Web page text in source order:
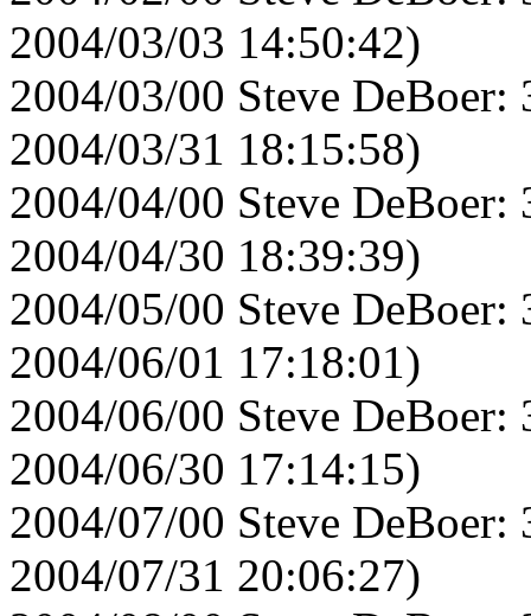
2004/03/03 14:50:42)
2004/03/00 Steve
2004/03/31 18:15:58)
2004/04/00 Steve
2004/04/30 18:39:39)
2004/05/00 Steve
2004/06/01 17:18:01)
2004/06/00 Steve
2004/06/30 17:14:15)
2004/07/00 Steve
2004/07/31 20:06:27)